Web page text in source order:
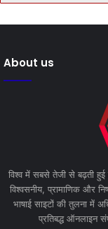
About us
विश्व में सबसे तेजी से बढ़ती हुई
विश्वसनीय, प्रामाणिक और
भाषाई साइटों की तुलना में
प्रतिबद्ध ऑनलाइन